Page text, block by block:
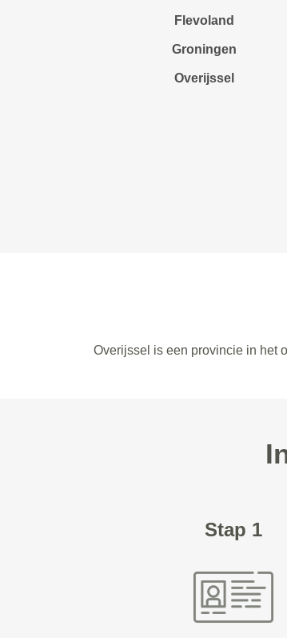
Flevoland
Groningen
Overijssel
Overijssel is een provincie in het
Stap 1